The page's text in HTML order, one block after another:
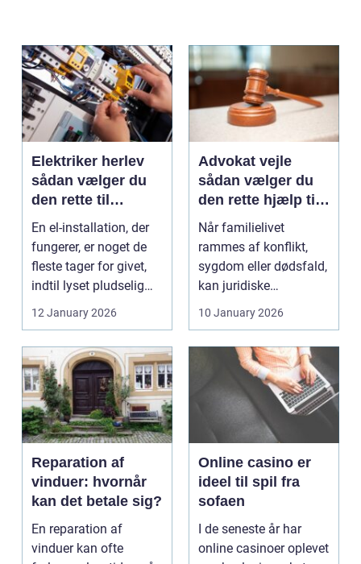
Elektriker herlev
sådan vælger du
den rette til
opgaven
En el-installation, der
fungerer, er noget de
fleste tager for givet,
indtil lyset pludselig
går, el...
12 January 2026
Advokat vejle
sådan vælger du
den rette hjælp til
familien
Når familielivet
rammes af konflikt,
sygdom eller dødsfald,
kan juridiske
spørgsmål hurtigt
vokse si...
10 January 2026
Reparation af
vinduer: hvornår
kan det betale sig?
En reparation af
vinduer kan ofte
Online casino er
ideel til spil fra
sofaen
I de seneste år har
online casinoer oplevet